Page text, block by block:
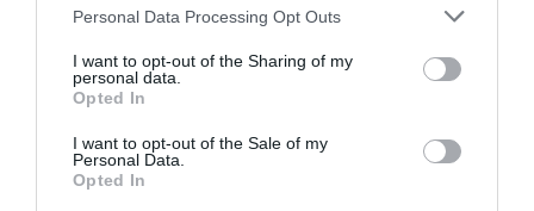
Please note that this website/app uses one or more Google
not limited to your visit or usage behaviour. You may click to
grant or deny consent to Google and its third-party tags to
use your data for below specified purposes in below Google
consent section.
Personal Data Processing Opt Outs
I want to opt-out of the Sharing of my
personal data.
Opted In
I want to opt-out of the Sale of my
Personal Data.
Opted In
Tegnap voltunk ebben az